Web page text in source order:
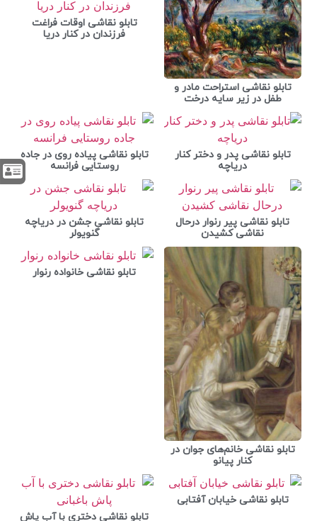
تابلو نقاشی استراحت مادر و
طفل در زیر سایه درخت
تابلو نقاشی اوقات فراغت
فرزندان در کنار دریا
تابلو نقاشی پدر و دختر کنار
دریاچه
تابلو نقاشی پیاده روی در جاده
روستایی فرانسه
تابلو نقاشی پیر رنوار درحال
نقاشی کشیدن
تابلو نقاشی جشن در دریاچه
گنویولر
تابلو نقاشی خانم‌های جوان در
کنار پیانو
تابلو نقاشی خانواده رنوار
تابلو نقاشی خیابان آفتابی
تابلو نقاشی دختری با آب پاش